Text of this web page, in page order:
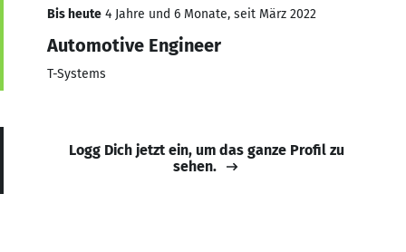
Bis heute 4 Jahre und 6 Monate, seit März 2022
Automotive Engineer
T-Systems
Logg Dich jetzt ein, um das ganze Profil zu
sehen.